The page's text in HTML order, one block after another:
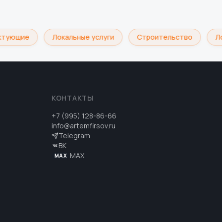
Локальные услуги Строительство
КОНТАКТЫ
+7 (995) 128-86-66
info@artemfirsov.ru
Telegram
ВК
MAX MAX